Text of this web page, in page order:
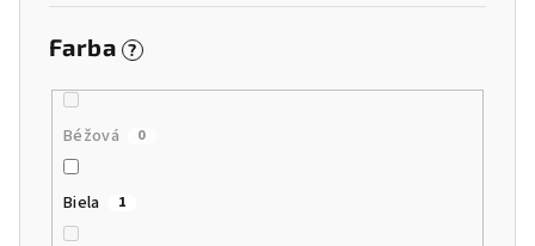
Farba ?
Béžová 0
Biela 1